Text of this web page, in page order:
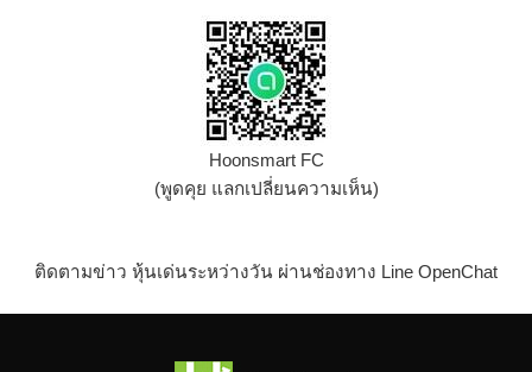
Hoonsmart FC
(พูดคุย แลกเปลี่ยนความเห็น)
ติดตามข่าว หุ้นเด่นระหว่างวัน ผ่านช่องทาง Line OpenChat